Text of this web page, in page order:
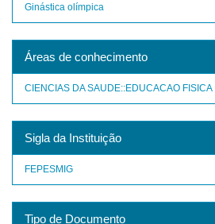
Ginástica olímpica
Áreas de conhecimento
CIENCIAS DA SAUDE::EDUCACAO FISICA
Sigla da Instituição
FEPESMIG
Tipo de Documento